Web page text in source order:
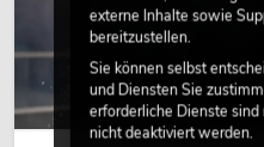
externe Inhalte sowie
bereitzustellen.
Sie können selbst
und Diensten Sie
erforderliche Dienste
nicht deaktiviert werden.